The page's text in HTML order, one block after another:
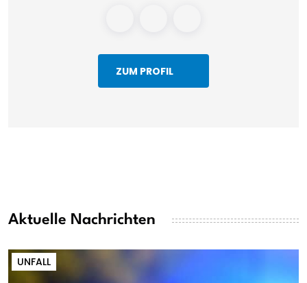
ZUM PROFIL
Aktuelle Nachrichten
UNFALL